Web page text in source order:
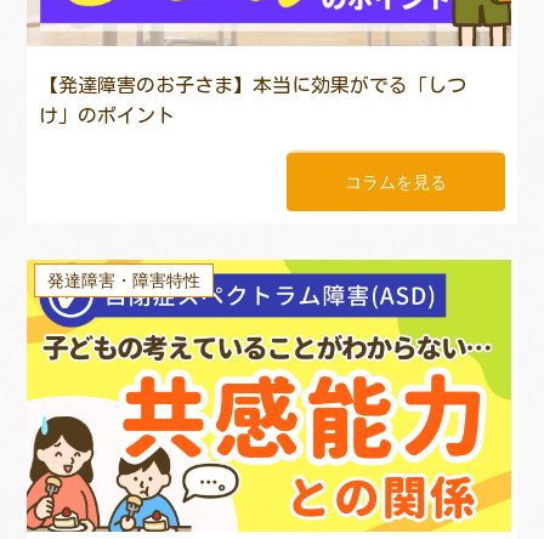
【発達障害のお子さま】本当に効果がでる「しつ
け」のポイント
コラムを見る
発達障害・障害特性